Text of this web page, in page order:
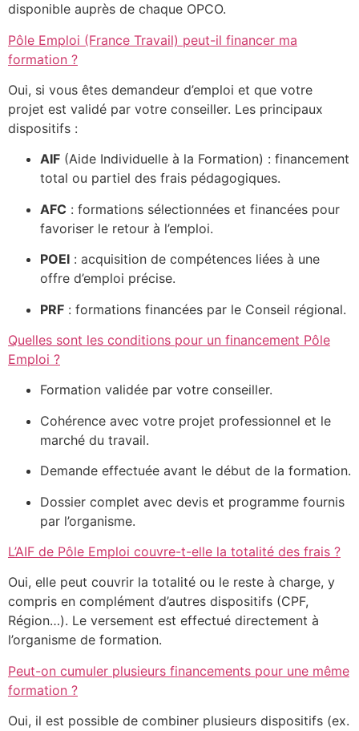
disponible auprès de chaque OPCO.
Pôle Emploi (France Travail) peut-il financer ma
formation ?
Oui, si vous êtes demandeur d’emploi et que votre
projet est validé par votre conseiller. Les principaux
dispositifs :
AIF (Aide Individuelle à la Formation) : financement
total ou partiel des frais pédagogiques.
AFC : formations sélectionnées et financées pour
favoriser le retour à l’emploi.
POEI : acquisition de compétences liées à une
offre d’emploi précise.
PRF : formations financées par le Conseil régional.
Quelles sont les conditions pour un financement Pôle
Emploi ?
Formation validée par votre conseiller.
Cohérence avec votre projet professionnel et le
marché du travail.
Demande effectuée avant le début de la formation.
Dossier complet avec devis et programme fournis
par l’organisme.
L’AIF de Pôle Emploi couvre-t-elle la totalité des frais ?
Oui, elle peut couvrir la totalité ou le reste à charge, y
compris en complément d’autres dispositifs (CPF,
Région…). Le versement est effectué directement à
l’organisme de formation.
Peut-on cumuler plusieurs financements pour une même
formation ?
Oui, il est possible de combiner plusieurs dispositifs (ex.